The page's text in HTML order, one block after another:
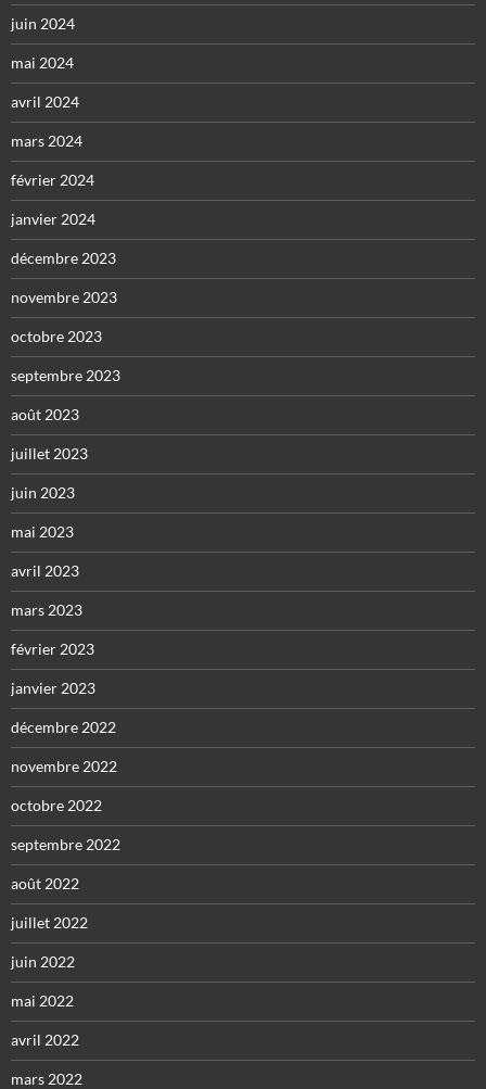
juin 2024
mai 2024
avril 2024
mars 2024
février 2024
janvier 2024
décembre 2023
novembre 2023
octobre 2023
septembre 2023
août 2023
juillet 2023
juin 2023
mai 2023
avril 2023
mars 2023
février 2023
janvier 2023
décembre 2022
novembre 2022
octobre 2022
septembre 2022
août 2022
juillet 2022
juin 2022
mai 2022
avril 2022
mars 2022